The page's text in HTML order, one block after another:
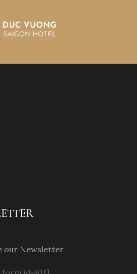
our Newsletter